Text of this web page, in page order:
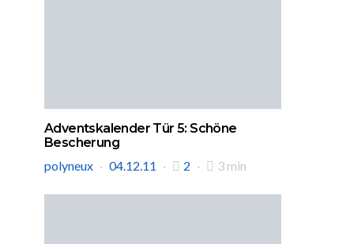
Adventskalender Tür 5: Schöne
Bescherung
polyneux
04.12.11 2 3 min